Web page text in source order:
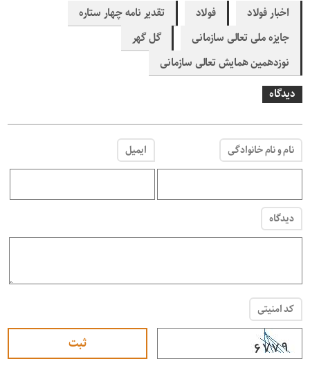
اخبار فولاد
فولاد
تقدیر نامه چهار ستاره
جایزه ملی تعالی سازمانی
گل گهر
نوزدهمین همایش تعالی سازمانی
دیدگاه
نام و نام خانوادگی ایمیل
دیدگاه
کد امنیتی